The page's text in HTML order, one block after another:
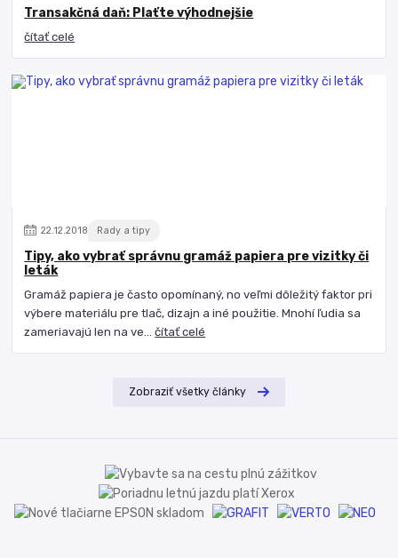
Transakčná daň: Plaťte výhodnejšie
čítať celé
22.12.2018 Rady a tipy
Tipy, ako vybrať správnu gramáž papiera pre vizitky či
leták
Gramáž papiera je často opomínaný, no veľmi dôležitý faktor pri
výbere materiálu pre tlač, dizajn a iné použitie. Mnohí ľudia sa
zameriavajú len na ve...čítať celé
Zobraziť všetky články